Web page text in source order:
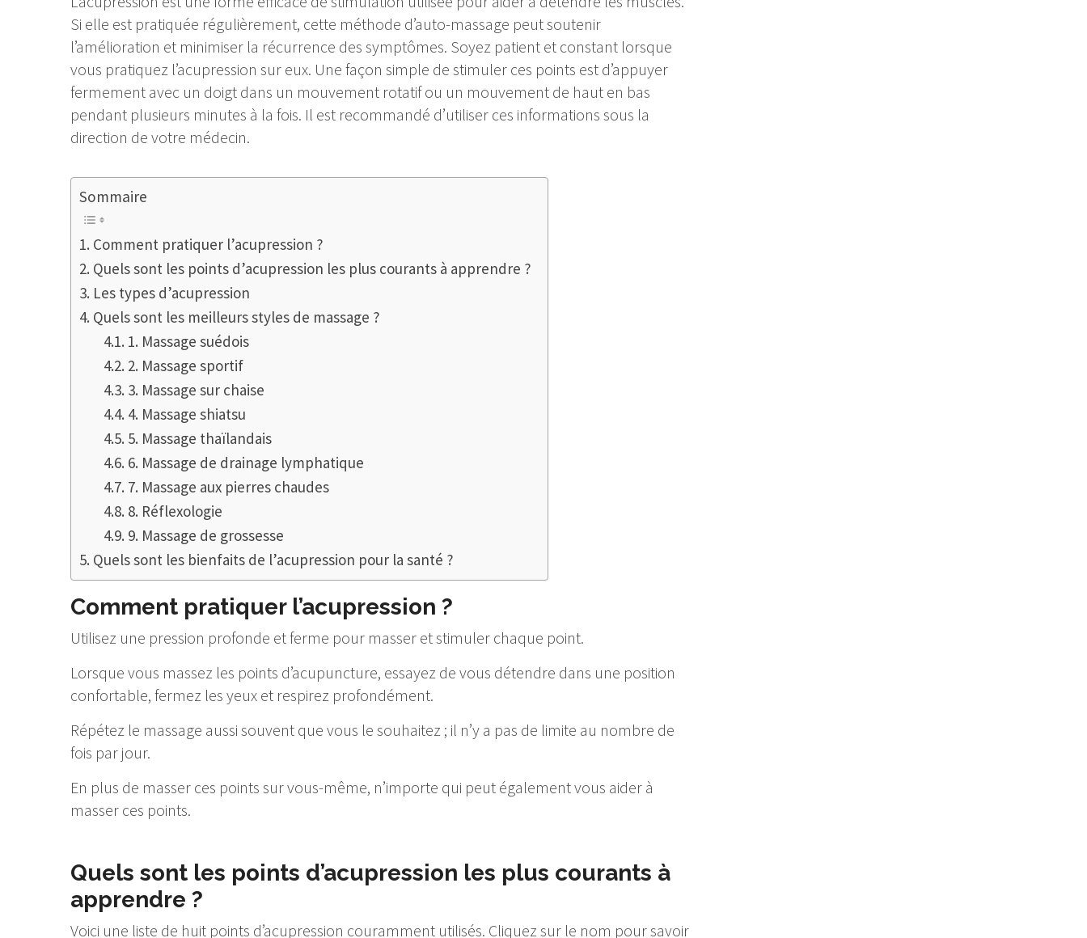
Si elle est pratiquée régulièrement, cette méthode d’auto-massage peut soutenir
l’amélioration et minimiser la récurrence des symptômes. Soyez patient et constant lorsque
vous pratiquez l’acupression sur eux. Une façon simple de stimuler ces points est d’appuyer
fermement avec un doigt dans un mouvement rotatif ou un mouvement de haut en bas
pendant plusieurs minutes à la fois. Il est recommandé d’utiliser ces informations sous la
direction de votre médecin.
Sommaire
Comment pratiquer l’acupression ?
Quels sont les points d’acupression les plus courants à apprendre ?
Les types d’acupression
Quels sont les meilleurs styles de massage ?
1. Massage suédois
2. Massage sportif
3. Massage sur chaise
4. Massage shiatsu
5. Massage thaïlandais
6. Massage de drainage lymphatique
7. Massage aux pierres chaudes
8. Réflexologie
9. Massage de grossesse
Quels sont les bienfaits de l’acupression pour la santé ?
Comment pratiquer l’acupression ?
Utilisez une pression profonde et ferme pour masser et stimuler chaque point.
Lorsque vous massez les points d’acupuncture, essayez de vous détendre dans une position
confortable, fermez les yeux et respirez profondément.
Répétez le massage aussi souvent que vous le souhaitez ; il n’y a pas de limite au nombre de
fois par jour.
En plus de masser ces points sur vous-même, n’importe qui peut également vous aider à
masser ces points.
Quels sont les points d’acupression les plus courants à
apprendre ?
Voici une liste de huit points d’acupression couramment utilisés. Cliquez sur le nom pour savoir